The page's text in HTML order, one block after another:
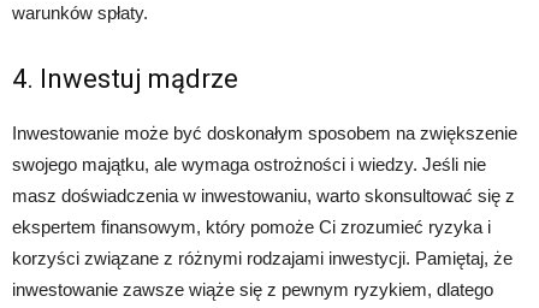
warunków spłaty.
4. Inwestuj mądrze
Inwestowanie może być doskonałym sposobem na zwiększenie
swojego majątku, ale wymaga ostrożności i wiedzy. Jeśli nie
masz doświadczenia w inwestowaniu, warto skonsultować się z
ekspertem finansowym, który pomoże Ci zrozumieć ryzyka i
korzyści związane z różnymi rodzajami inwestycji. Pamiętaj, że
inwestowanie zawsze wiąże się z pewnym ryzykiem, dlatego